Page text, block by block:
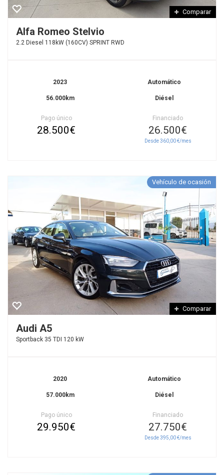
Comparar
Alfa Romeo Stelvio
2.2 Diesel 118kW (160CV) SPRINT RWD
2023
56.000km
Automático
Diésel
Pago único
28.500€
Financiado
26.500€
Desde 360,00 €/mes
Vehículo de ocasión
Comparar
Audi A5
Sportback 35 TDI 120 kW
2020
57.000km
Automático
Diésel
Pago único
29.950€
Financiado
27.750€
Desde 395,00 €/mes